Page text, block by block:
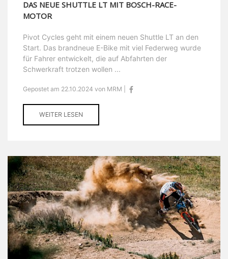
DAS NEUE SHUTTLE LT MIT BOSCH-RACE-
MOTOR
Pivot Cycles geht mit einem neuen Shuttle LT an den
Start. Das brandneue E-Bike mit viel Federweg wurde
für Fahrer entwickelt, die auf Abfahrten der
Schwerkraft trotzen wollen ...
Gepostet am 22.10.2024 von MRM |
WEITER LESEN